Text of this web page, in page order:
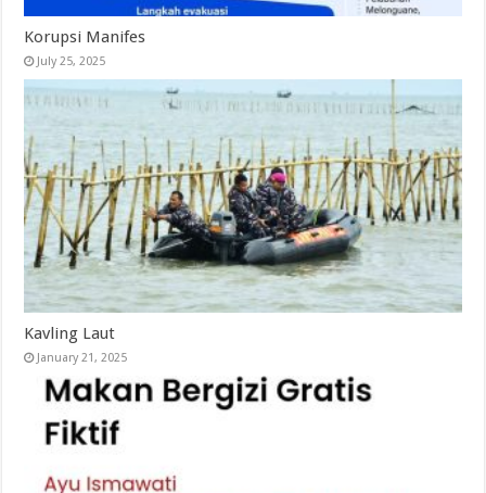
Korupsi Manifes
July 25, 2025
Kavling Laut
January 21, 2025